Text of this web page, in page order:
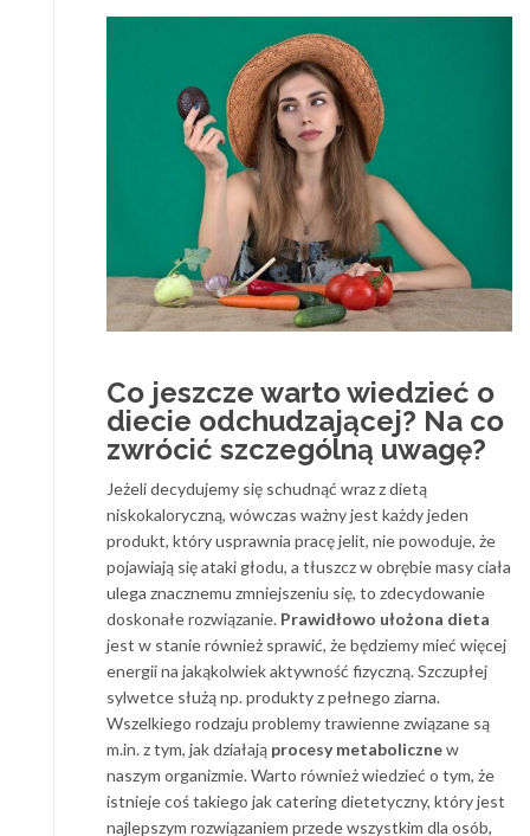
Co jeszcze warto wiedzieć o
diecie odchudzającej? Na co
zwrócić szczególną uwagę?
Jeżeli decydujemy się schudnąć wraz z dietą
niskokaloryczną, wówczas ważny jest każdy jeden
produkt, który usprawnia pracę jelit, nie powoduje, że
pojawiają się ataki głodu, a tłuszcz w obrębie masy ciała
ulega znacznemu zmniejszeniu się, to zdecydowanie
doskonałe rozwiązanie. Prawidłowo ułożona dieta
jest w stanie również sprawić, że będziemy mieć więcej
energii na jakąkolwiek aktywność fizyczną. Szczupłej
sylwetce służą np. produkty z pełnego ziarna.
Wszelkiego rodzaju problemy trawienne związane są
m.in. z tym, jak działają procesy metabolicznew
naszym organizmie. Warto również wiedzieć o tym, że
istnieje coś takiego jak catering dietetyczny, który jest
najlepszym rozwiązaniem przede wszystkim dla osób,